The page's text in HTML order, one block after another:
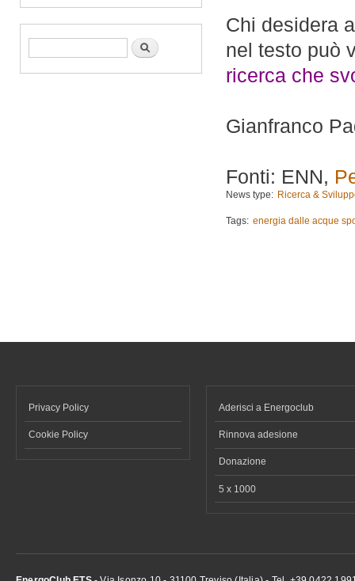
Form di ricerca Cerca
Chi desidera
nel testo può
ricerca che
Gianfranco
Fonti: ENN,
News type: Ricerca &
Tags: energia dalle acque
Privacy Policy
Cookie Policy
Aderisci a Energoclub
Rinnova adesione
Donazione
5 x 1000